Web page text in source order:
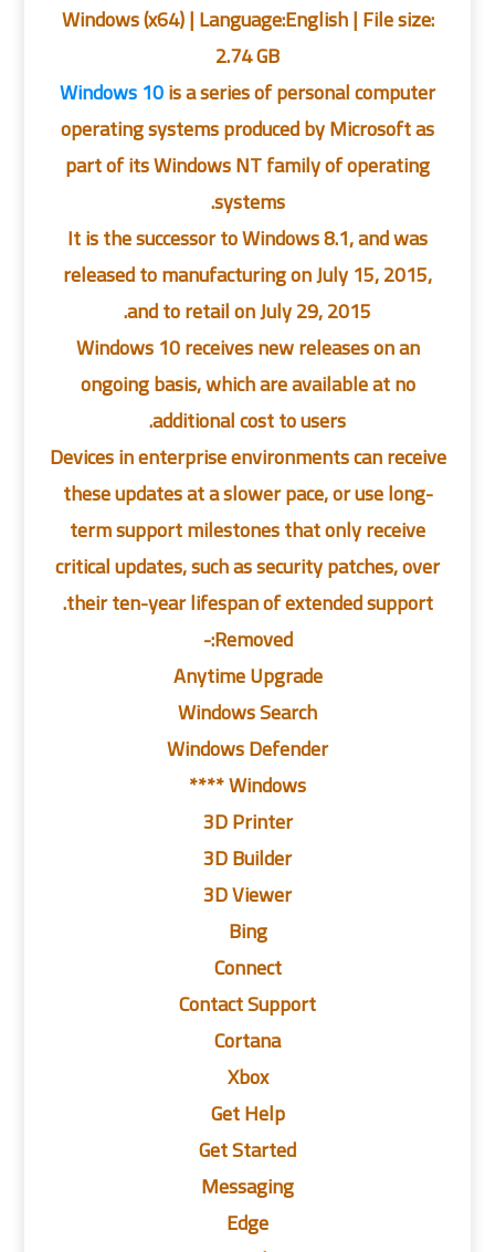
Windows (x64) | Language:English | File size:
2.74 GB
Windows 10is a series of personal computer
operating systems produced by Microsoft as
part of its Windows NT family of operating
systems.
It is the successor to Windows 8.1, and was
released to manufacturing on July 15, 2015,
and to retail on July 29, 2015.
Windows 10 receives new releases on an
ongoing basis, which are available at no
additional cost to users.
Devices in enterprise environments can receive
these updates at a slower pace, or use long-
term support milestones that only receive
critical updates, such as security patches, over
their ten-year lifespan of extended support.
Removed:-
Anytime Upgrade
Windows Search
Windows Defender
Windows ****
3D Printer
3D Builder
3D Viewer
Bing
Connect
Contact Support
Cortana
Xbox
Get Help
Get Started
Messaging
Edge